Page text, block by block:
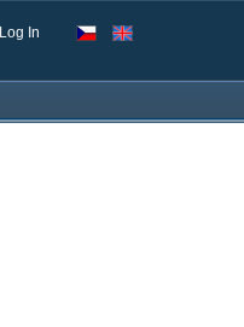
Log In